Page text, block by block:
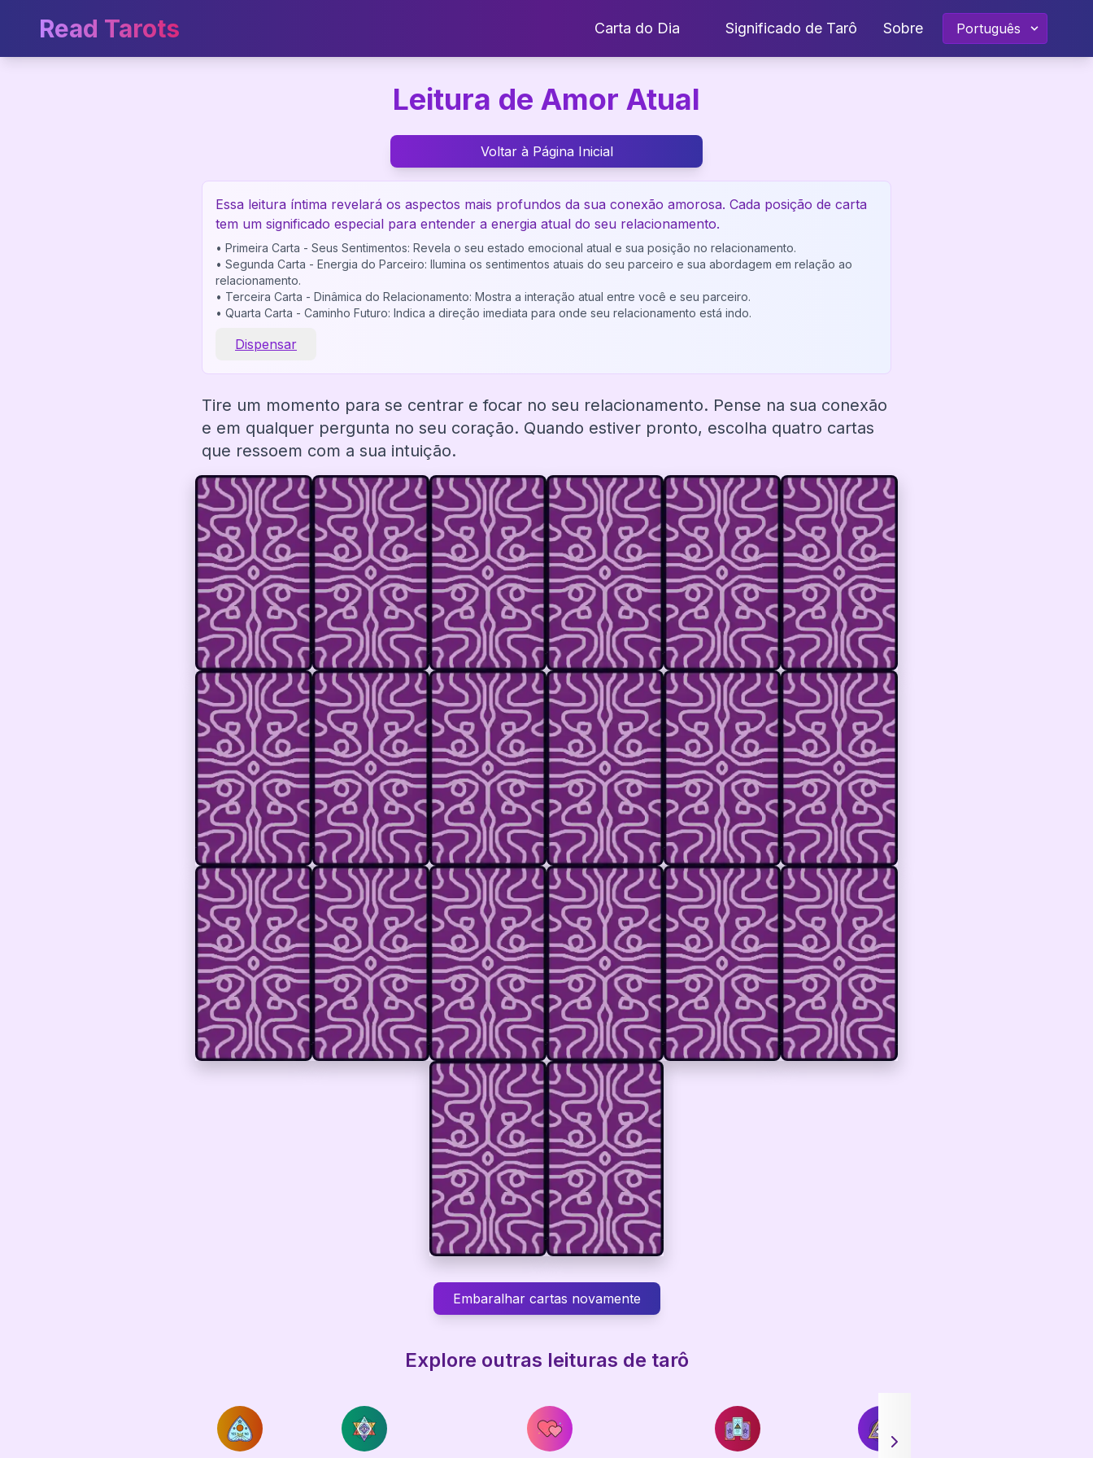
Read Tarots Sobre
Significado de Tarô
Carta do Dia
Leitura de Amor Atual
Voltar à Página Inicial
Essa leitura íntima revelará os aspectos mais profundos da sua conexão amorosa. Cada posição de carta
tem um significado especial para entender a energia atual do seu relacionamento.
• Primeira Carta - Seus Sentimentos: Revela o seu estado emocional atual e sua posição no relacionamento.
• Segunda Carta - Energia do Parceiro: Ilumina os sentimentos atuais do seu parceiro e sua abordagem em relação ao
relacionamento.
• Terceira Carta - Dinâmica do Relacionamento: Mostra a interação atual entre você e seu parceiro.
• Quarta Carta - Caminho Futuro: Indica a direção imediata para onde seu relacionamento está indo.
Dispensar
Tire um momento para se centrar e focar no seu relacionamento. Pense na sua conexão
e em qualquer pergunta no seu coração. Quando estiver pronto, escolha quatro cartas
que ressoem com a sua intuição.
Embaralhar cartas novamente
Explore outras leituras de tarô